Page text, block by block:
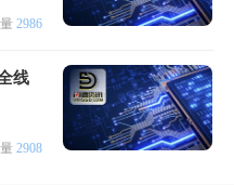
2986
线
2908